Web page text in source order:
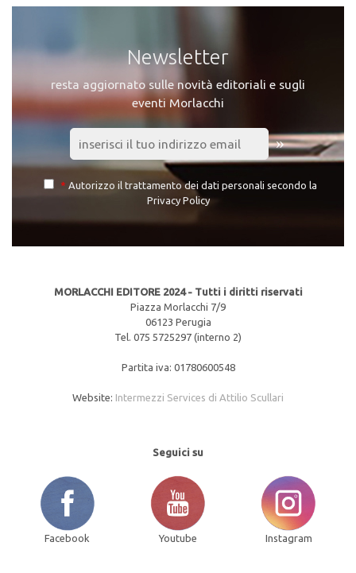
Newsletter
resta aggiornato sulle novità editoriali e sugli
eventi Morlacchi
»
* Autorizzo il trattamento dei dati personali secondo la
Privacy Policy
MORLACCHI EDITORE 2024 - Tutti i diritti riservati
Piazza Morlacchi 7/9
06123 Perugia
Tel. 075 5725297 (interno 2)
Partita iva: 01780600548
Website: Intermezzi Services di Attilio Scullari
Seguici su
Facebook Youtube Instagram